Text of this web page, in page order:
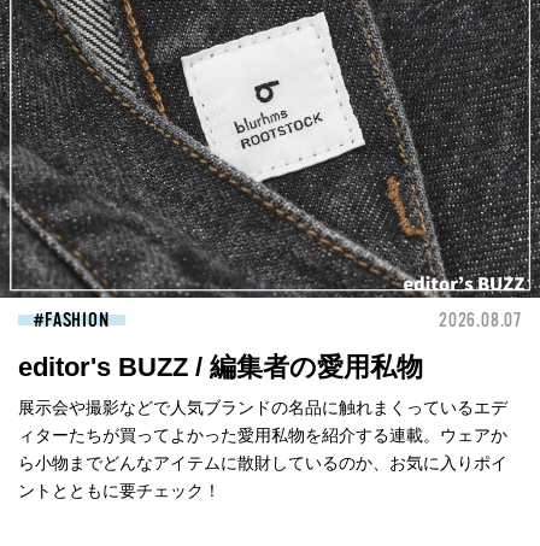
FASHION 2026.08.07
editor's BUZZ / 編集者の愛用私物
展示会や撮影などで人気ブランドの名品に触れまくっているエデ
ィターたちが買ってよかった愛用私物を紹介する連載。ウェアか
ら小物までどんなアイテムに散財しているのか、お気に入りポイ
ントとともに要チェック！